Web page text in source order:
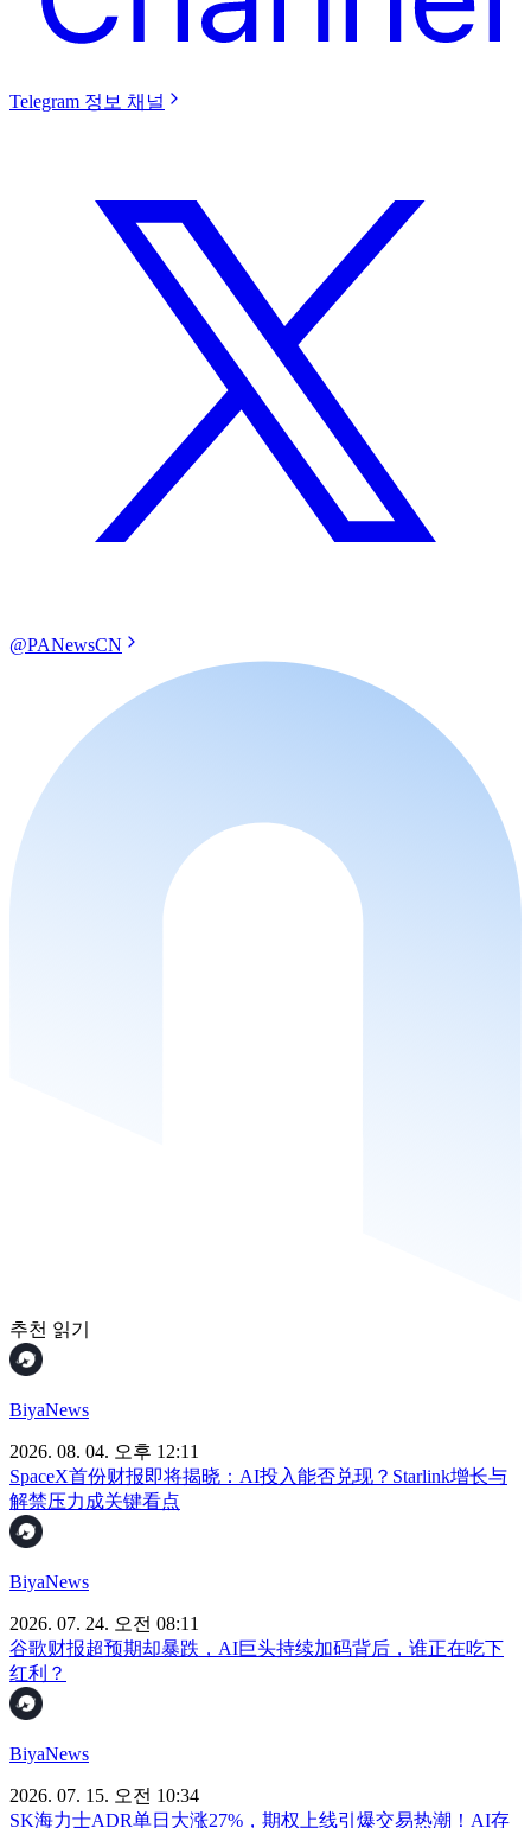
Telegram 정보 채널
@PANewsCN
추천 읽기
BiyaNews
2026. 08. 04. 오후 12:11
SpaceX首份财报即将揭晓：AI投入能否兑现？Starlink增长与
解禁压力成关键看点
BiyaNews
2026. 07. 24. 오전 08:11
谷歌财报超预期却暴跌，AI巨头持续加码背后，谁正在吃下
红利？
BiyaNews
2026. 07. 15. 오전 10:34
SK海力士ADR单日大涨27%，期权上线引爆交易热潮！AI存